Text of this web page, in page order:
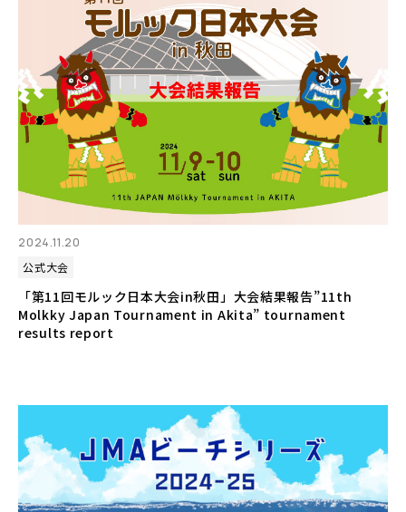
2024.11.20
公式大会
「第11回モルック日本大会in秋田」大会結果報告”11th
Molkky Japan Tournament in Akita” tournament
results report